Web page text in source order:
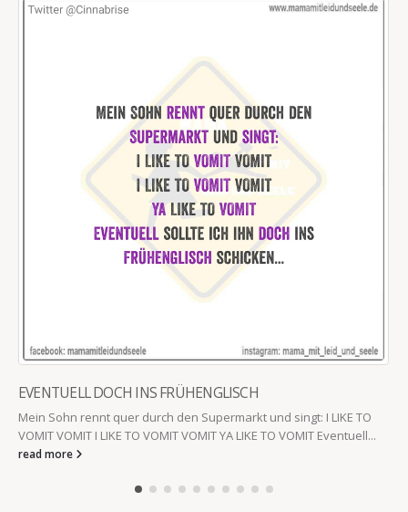
EVENTUELL DOCH INS FRÜHENGLISCH
Mein Sohn rennt quer durch den Supermarkt und singt: I LIKE TO
VOMIT VOMIT I LIKE TO VOMIT VOMIT YA LIKE TO VOMIT Eventuell...
read more